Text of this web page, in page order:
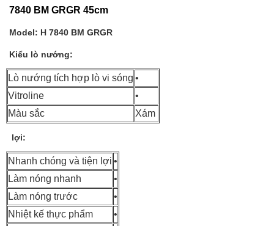
7840 BM GRGR 45cm
Model: H 7840 BM GRGR
Kiểu lò nướng:
Lò nướng tích hợp lò vi sóng •
Vitroline
•
Màu sắc
Xám
lợi:
Nhanh chóng và tiện lợi •
Làm nóng nhanh
•
Làm nóng trước
•
Nhiệt kế thực phẩm
•